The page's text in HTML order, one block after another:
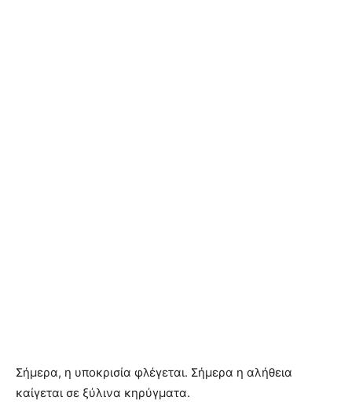
Σήμερα, η υποκρισία φλέγεται. Σήμερα η αλήθεια
καίγεται σε ξύλινα κηρύγματα.